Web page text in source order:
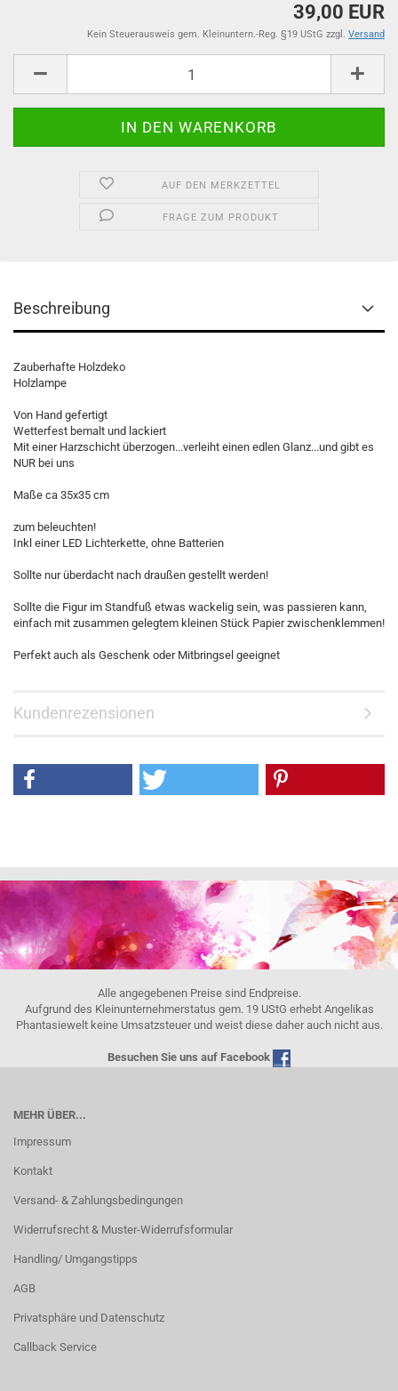
39,00 EUR
Kein Steuerausweis gem. Kleinuntern.-Reg. §19 UStG zzgl. Versand
AUF DEN MERKZETTEL
FRAGE ZUM PRODUKT
Beschreibung
Zauberhafte Holzdeko
Holzlampe
Von Hand gefertigt
Wetterfest bemalt und lackiert
Mit einer Harzschicht überzogen...verleiht einen edlen Glanz...und gibt es
NUR bei uns
Maße ca 35x35 cm
zum beleuchten!
Inkl einer LED Lichterkette, ohne Batterien
Sollte nur überdacht nach draußen gestellt werden!
Sollte die Figur im Standfuß etwas wackelig sein, was passieren kann,
einfach mit zusammen gelegtem kleinen Stück Papier zwischenklemmen!
Perfekt auch als Geschenk oder Mitbringsel geeignet
Kundenrezensionen
Alle angegebenen Preise sind Endpreise.
Aufgrund des Kleinunternehmerstatus gem. 19 UStG erhebt Angelikas
Phantasiewelt keine Umsatzsteuer und weist diese daher auch nicht aus.
Besuchen Sie uns auf Facebook
MEHR ÜBER...
Impressum
Kontakt
Versand- & Zahlungsbedingungen
Widerrufsrecht & Muster-Widerrufsformular
Handling/ Umgangstipps
AGB
Privatsphäre und Datenschutz
Callback Service